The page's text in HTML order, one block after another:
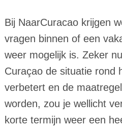
Bij NaarCuracao krijgen
vragen binnen of een
weer mogelijk is. Zeker
Curaçao de situatie rond
verbetert en de
worden, zou je wellicht
korte termijn weer een